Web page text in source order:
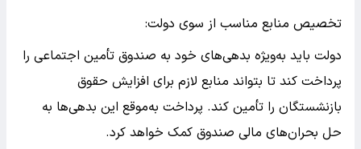
تخصیص منابع مناسب از سوی دولت:
دولت باید به‌ویژه بدهی‌های خود به صندوق تأمین اجتماعی را
پرداخت کند تا بتواند منابع لازم برای افزایش حقوق
بازنشستگان را تأمین کند. پرداخت به‌موقع این بدهی‌ها به
حل بحران‌های مالی صندوق کمک خواهد کرد.